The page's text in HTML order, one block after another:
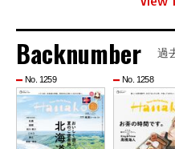
Backnumber 過
No. 1259 No. 1258